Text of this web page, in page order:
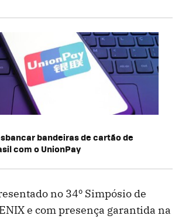
bandeiras de cartão de
com o UnionPay
no 34º Simpósio de
e com presença garantida na